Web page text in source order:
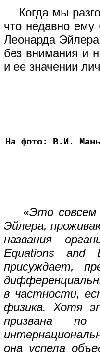
Когда мы
что недавно
Леонарда
без внимания и
и ее значении
На фото: В.И.
«Это совсем
Эйлера,
названия
Equations and
присуждает,
в частности,
физика. Хотя
призвана по
она успела